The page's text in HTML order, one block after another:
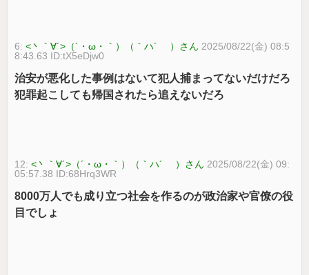
6:<丶｀∀´>（´・ω・｀）（｀ハ´ ）さん 2025/08/22(金) 08:5
8:43.63 ID:tX5eDjw0
治安が悪化した事例はないて犯人捕まってないだけだろ
犯罪起こしても帰国されたら追えないだろ
12:<丶｀∀´>（´・ω・｀）（｀ハ´ ）さん 2025/08/22(金) 09:
05:57.38 ID:68Hrq3WR
8000万人でも成り立つ社会を作るのが政治家や官僚の役
目でしょ